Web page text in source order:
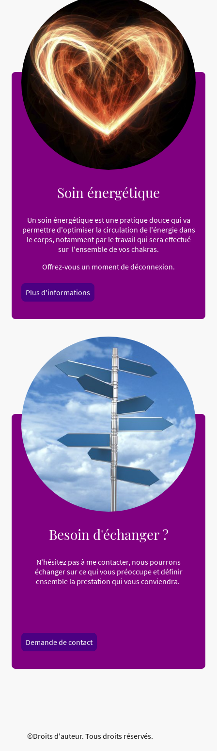
Soin énergétique
Un soin énergétique est une pratique douce qui va
permettre d'optimiser la circulation de l'énergie dans
le corps, notamment par le travail qui sera effectué
sur l'ensemble de vos chakras.
Offrez-vous un moment de déconnexion.
Plus d'informations
Besoin d'échanger ?
N'hésitez pas à me contacter, nous pourrons
échanger sur ce qui vous préoccupe et définir
ensemble la prestation qui vous conviendra.
Demande de contact
©Droits d'auteur. Tous droits réservés.